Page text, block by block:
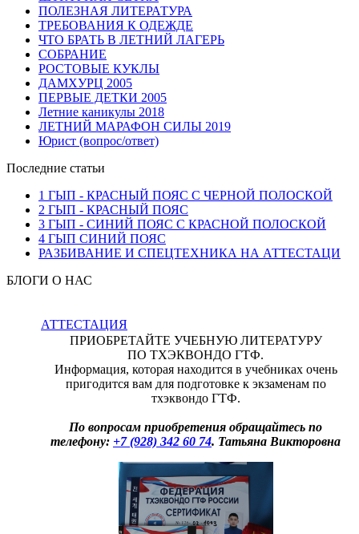
ПОЛЕЗНАЯ ЛИТЕРАТУРА
ТРЕБОВАНИЯ К ОДЕЖДЕ
ЧТО БРАТЬ В ЛЕТНИЙ ЛАГЕРЬ
СОБРАНИЕ
РОСТОВЫЕ КУКЛЫ
ДАМХУРЦ 2005
ПЕРВЫЕ ДЕТКИ 2005
Летние каникулы 2018
ЛЕТНИЙ МАРАФОН СИЛЫ 2019
Юрист (вопрос/ответ)
Последние статьи
1 ГЫП - КРАСНЫЙ ПОЯС С ЧЕРНОЙ ПОЛОСКОЙ
2 ГЫП - КРАСНЫЙ ПОЯС
3 ГЫП - СИНИЙ ПОЯС С КРАСНОЙ ПОЛОСКОЙ
4 ГЫП СИНИЙ ПОЯС
РАЗБИВАНИЕ И СПЕЦТЕХНИКА НА АТТЕСТАЦИ
БЛОГИ О НАС
АТТЕСТАЦИЯ
ПРИОБРЕТАЙТЕ УЧЕБНУЮ ЛИТЕРАТУРУ
ПО ТХЭКВОНДО ГТФ.
Информация, которая находится в учебниках очень
пригодится вам для подготовке к экзаменам по
тхэквондо ГТФ.
По вопросам приобретения обращайтесь по
телефону: +7 (928) 342 60 74. Татьяна Викторовна